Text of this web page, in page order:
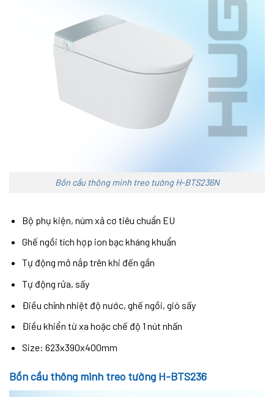
Bồn cầu thông minh treo tường H-BTS236N
Bộ phụ kiện, núm xả cơ tiêu chuẩn EU
Ghế ngồi tích hợp ion bạc kháng khuẩn
Tự động mở nắp trên khi đến gần
Tự động rửa, sấy
Điều chỉnh nhiệt độ nước, ghế ngồi, gió sấy
Điều khiển từ xa hoặc chế độ 1 nút nhấn
Size: 623x390x400mm
Bồn cầu thông minh treo tường H-BTS236